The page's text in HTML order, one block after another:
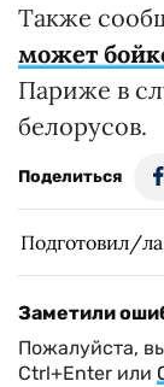
Также
может
Париже в
белорусов.
Поделиться
Подготовил/
Заметили
Пожалуйста,
Ctrl+Enter или